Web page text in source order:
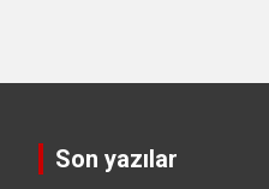
Son yazılar